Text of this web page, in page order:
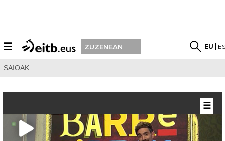
☰ ZUZENEAN EU
SAIOAK
☰